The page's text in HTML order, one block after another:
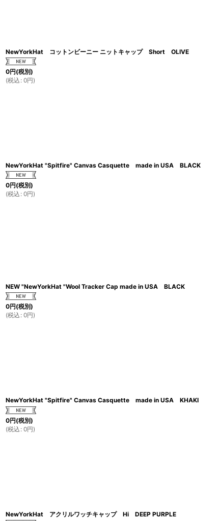
NewYorkHat コットンビーニー ニットキャップ Short OLIVE
0円(税別)
(税込 : 0円)
NewYorkHat "Spitfire" Canvas Casquette made in USA BLACK
0円(税別)
(税込 : 0円)
NEW "NewYorkHat "Wool Tracker Cap made in USA BLACK
0円(税別)
(税込 : 0円)
NewYorkHat "Spitfire" Canvas Casquette made in USA KHAKI
0円(税別)
(税込 : 0円)
NewYorkHat アクリルワッチキャップ Hi DEEP PURPLE